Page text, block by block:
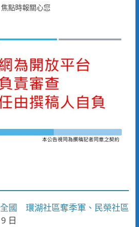
焦點時報關心您
國 環湖社區奪季軍、民榮社區
日